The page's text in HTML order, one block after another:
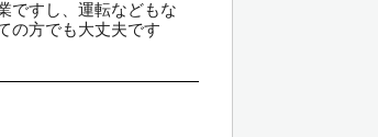
ですし、運転などもな
の方でも大丈夫です